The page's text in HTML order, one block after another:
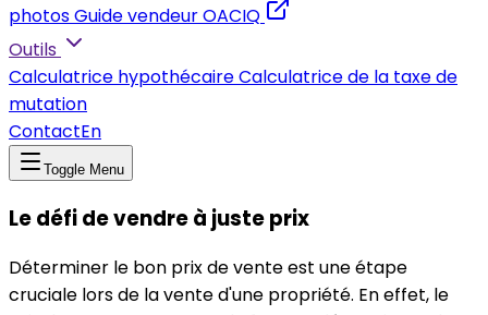
photosGuide vendeur OACIQ
Outils
Calculatrice hypothécaireCalculatrice de la taxe de
mutation
ContactEn
Toggle Menu
Le défi de vendre à juste prix
Déterminer le bon prix de vente est une étape
cruciale lors de la vente d'une propriété. En effet, le